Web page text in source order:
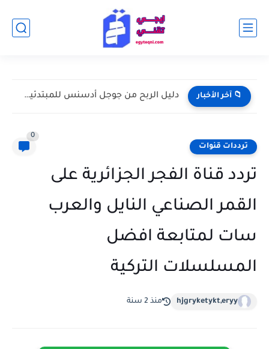
📁 آخر الأخبار دليل الربح من جوجل أدسنس للمبتدئين: من إنشاء الموقع إلى...
ترددات قنوات
0
تردد قناة الفجر الجزائرية على
القمر الصناعي النايل والعرب
سات لمتابعة افضل
المسلسلات التركية
hjgryketykt,eryy منذ 2 سنة